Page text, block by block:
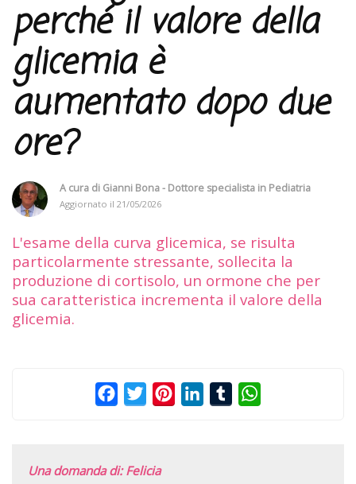
perché il valore della
glicemia è
aumentato dopo due
ore?
A cura di Gianni Bona - Dottore specialista in Pediatria
Aggiornato il 21/05/2026
L'esame della curva glicemica, se risulta
particolarmente stressante, sollecita la
produzione di cortisolo, un ormone che per
sua caratteristica incrementa il valore della
glicemia.
FacebookTwitterPinterestLinkedInTumblr
Una domanda di: Felicia